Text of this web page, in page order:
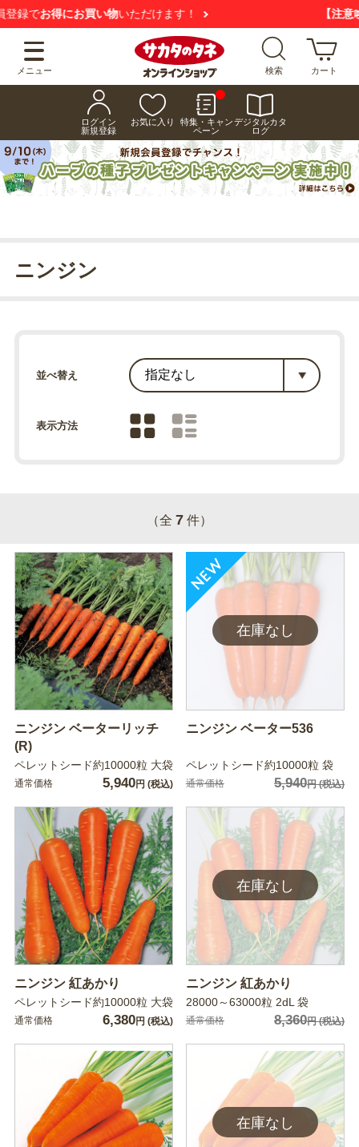
【注意喚起】悪質な偽サイトにご注意ください
メニュー 検索 カート
ログイン
新規登録
お気に入り
特集・キャン
ペーン
デジタルカタ
ログ
ニンジン
並べ替え
表示方法
（全 7 件）
ニンジン ベーターリッチ
(R)
ペレットシード約10000粒 大袋
通常価格 5,940円 (税込)
ニンジン ベーター536
ペレットシード約10000粒 袋
通常価格 5,940円(税込)
ニンジン 紅あかり
ペレットシード約10000粒 大袋
通常価格 6,380円 (税込)
ニンジン 紅あかり
28000～63000粒 2dL 袋
通常価格 8,360円(税込)